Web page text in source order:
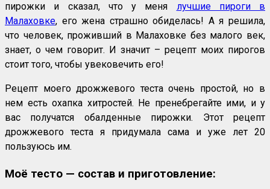
пирожки и сказал, что у меня лучшие пироги в
Малаховке, его жена страшно обиделась! А я решила,
что человек, проживший в Малаховке без малого век,
знает, о чем говорит. И значит – рецепт моих пирогов
стоит того, чтобы увековечить его!
Рецепт моего дрожжевого теста очень простой, но в
нем есть охапка хитростей. Не пренебрегайте ими, и у
вас получатся обалденные пирожки. Этот рецепт
дрожжевого теста я придумала сама и уже лет 20
пользуюсь им.
Моё тесто — состав и приготовление: